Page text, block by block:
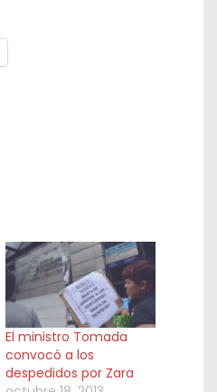
El ministro Tomada
convocó a los
despedidos por Zara